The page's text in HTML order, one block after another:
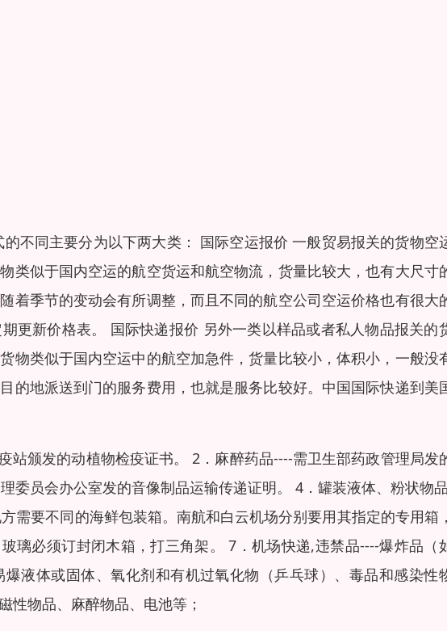
不同主要分为以下两大类： 国际空运报价 一般贸易报关的货物空
类似于国内空运的航空货运和航空物流，货量比较大，也有大尺寸
着季节的变动会有所调整，而且不同的航空公司空运价格也有很大
更新价格表。 国际快递报价 另外一类以样品或者私人物品报关的
物类似于国内空运中的航空加急件，货量比较小，体积小，一般没
的地派送到门的服务费用，也就是服务比较好。中国国际快递到美
站颁发的动植物检疫证书。 2．麻醉药品----需卫生部药政管理局发
委员会办公室发的音像制品运输传递证明。 4．罐装液体、粉状物
需要不同的海鲜包装箱。南航和白云机场分别要用其指定的专用箱
璃必须订封闭木箱，打三角架。 7．机场快递,违禁品----爆炸品（
液体或固体、氧化剂和有机过氧化物（乒乓球）、毒品和感染性
性物品、麻醉物品、电池等；